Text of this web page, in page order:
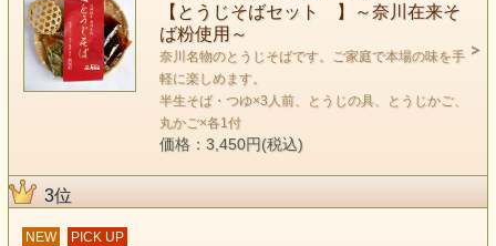
【とうじそばセット 】～奈川在来そ
ば粉使用～
奈川名物のとうじそばです。ご家庭で本場の味を手
軽に楽しめます。
半生そば・つゆ×3人前、とうじの具、とうじかご、
丸かご×各1付
価格：3,450円(税込)
3位
NEW PICK UP